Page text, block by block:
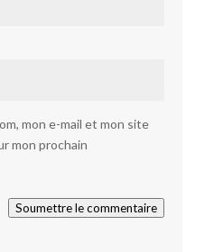
mon e-mail et mon site
mon prochain
Soumettre le commentaire